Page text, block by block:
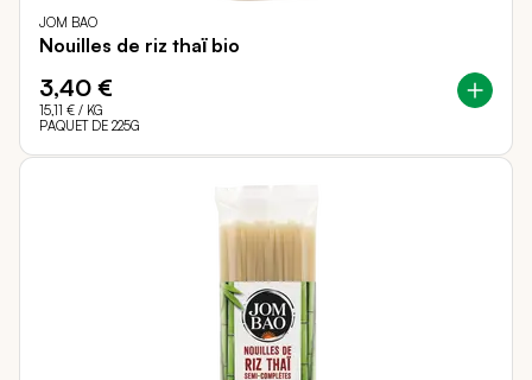
JOM BAO
Nouilles de riz thaï bio
3,40 €
15,11 € / KG
PAQUET DE 225G